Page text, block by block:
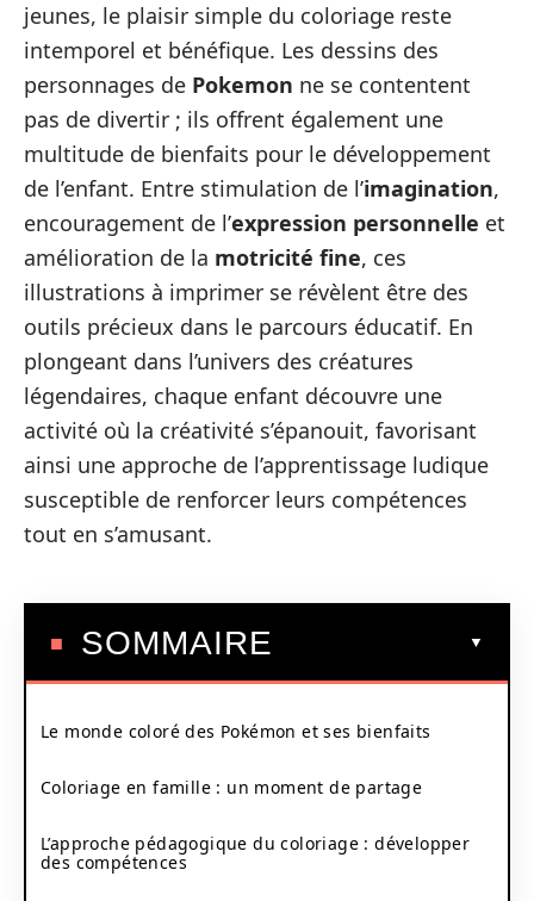
jeunes, le plaisir simple du coloriage reste
intemporel et bénéfique. Les dessins des
personnages de Pokemon ne se contentent
pas de divertir ; ils offrent également une
multitude de bienfaits pour le développement
de l’enfant. Entre stimulation de l’imagination,
encouragement de l’expression personnelle et
amélioration de la motricité fine, ces
illustrations à imprimer se révèlent être des
outils précieux dans le parcours éducatif. En
plongeant dans l’univers des créatures
légendaires, chaque enfant découvre une
activité où la créativité s’épanouit, favorisant
ainsi une approche de l’apprentissage ludique
susceptible de renforcer leurs compétences
tout en s’amusant.
SOMMAIRE
Le monde coloré des Pokémon et ses bienfaits
Coloriage en famille : un moment de partage
L’approche pédagogique du coloriage : développer
des compétences